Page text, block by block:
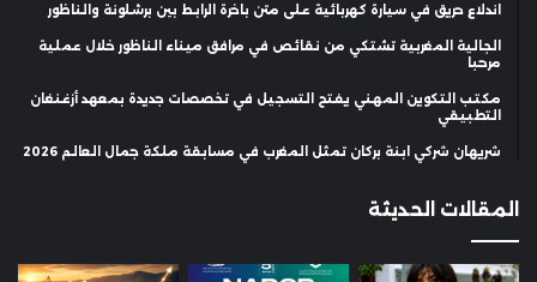
اندلاع حريق في سيارة كهربائية على متن باخرة الرابط بين برشلونة والناظور
الجالية المغربية تشتكي من نقائص في مرافق ميناء الناظور خلال عملية
مرحبا
مكتب التكوين المهني يفتح التسجيل في تخصصات جديدة بمعهد أزغنغان
التطبيقي
شريهان شركي ابنة بركان تمثل المغرب في مسابقة ملكة جمال العالم 2026
المقالات الحديثة